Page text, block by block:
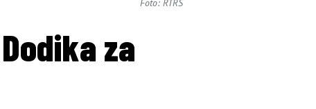
Foto: RTRS
za